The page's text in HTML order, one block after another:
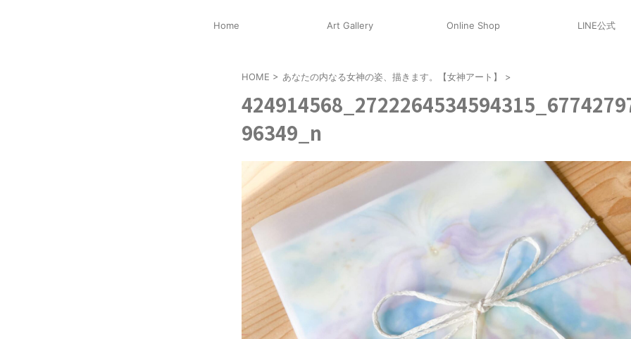
Home Art Gallery Online Shop LINE公式
HOME > あなたの内なる女神の姿、描きます。【女神アート】 >
96349_n